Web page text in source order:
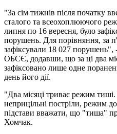
"За сім тижнів після початку
сталого та всеохоплюючого
липня по 16 вересня, було
порушень. Для порівняння, за
зафіксували 18 027 порушень",
ОБСЄ, додавши, що за ці два
зафіксовано лише одне
день його дії.
"Два місяці триває режим
неприцільні постріли, режим
підстави вважати, що "тиша"
Хомчак.